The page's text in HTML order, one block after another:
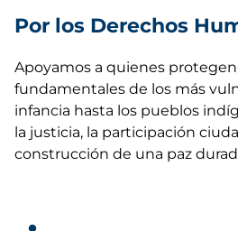
Por los Derechos
Apoyamos a quienes
fundamentales de los más
infancia hasta los pueblos
la justicia, la participación
construcción de una paz